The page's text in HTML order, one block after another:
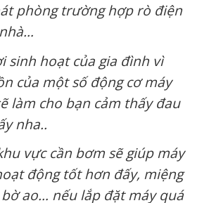
phòng trường hợp rò điện
sinh hoạt của gia đình vì
của một số động cơ máy
làm cho bạn cảm thấy đau
nha..
khu vực cần bơm sẽ giúp máy
động tốt hơn đấy, miệng
bờ ao… nếu lắp đặt máy quá